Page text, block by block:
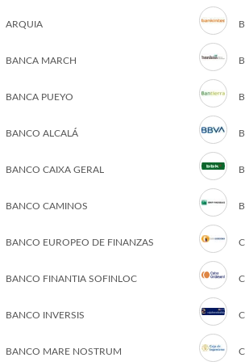
ARQUIA
BANCA MARCH
BANCA PUEYO
BANCO ALCALÁ
BANCO CAIXA GERAL
BANCO CAMINOS
BANCO EUROPEO DE FINANZAS
BANCO FINANTIA SOFINLOC
BANCO INVERSIS
BANCO MARE NOSTRUM